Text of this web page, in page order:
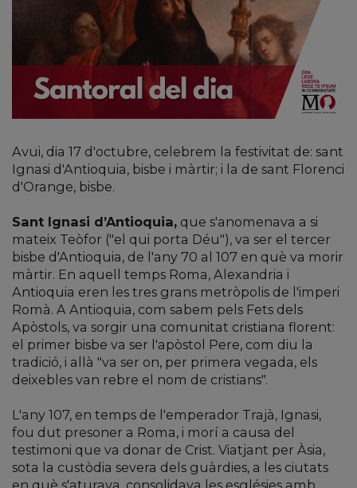
Avui, dia 17 d'octubre, celebrem la festivitat de: sant
Ignasi d'Antioquia, bisbe i màrtir; i la de sant Florenci
d'Orange, bisbe.
Sant Ignasi d’Antioquia, que s'anomenava a si
mateix Teòfor ("el qui porta Déu"), va ser el tercer
bisbe d'Antioquia, de l'any 70 al 107 en què va morir
màrtir. En aquell temps Roma, Alexandria i
Antioquia eren les tres grans metròpolis de l'imperi
Romà. A Antioquia, com sabem pels Fets dels
Apòstols, va sorgir una comunitat cristiana florent:
el primer bisbe va ser l'apòstol Pere, com diu la
tradició, i allà "va ser on, per primera vegada, els
deixebles van rebre el nom de cristians".
L'any 107, en temps de l'emperador Trajà, Ignasi,
fou dut presoner a Roma, i morí a causa del
testimoni que va donar de Crist. Viatjant per Àsia,
sota la custòdia severa dels guàrdies, a les ciutats